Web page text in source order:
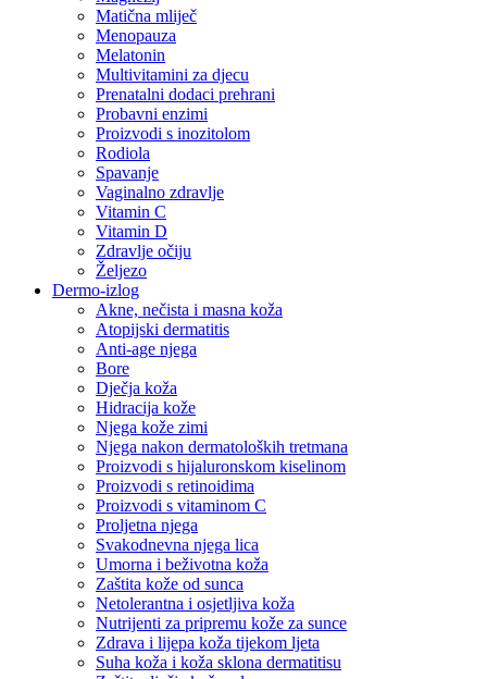
Matična mliječ
Menopauza
Melatonin
Multivitamini za djecu
Prenatalni dodaci prehrani
Probavni enzimi
Proizvodi s inozitolom
Rodiola
Spavanje
Vaginalno zdravlje
Vitamin C
Vitamin D
Zdravlje očiju
Željezo
Dermo-izlog
Akne, nečista i masna koža
Atopijski dermatitis
Anti-age njega
Bore
Dječja koža
Hidracija kože
Njega kože zimi
Njega nakon dermatoloških tretmana
Proizvodi s hijaluronskom kiselinom
Proizvodi s retinoidima
Proizvodi s vitaminom C
Proljetna njega
Svakodnevna njega lica
Umorna i beživotna koža
Zaštita kože od sunca
Netolerantna i osjetljiva koža
Nutrijenti za pripremu kože za sunce
Zdrava i lijepa koža tijekom ljeta
Suha koža i koža sklona dermatitisu